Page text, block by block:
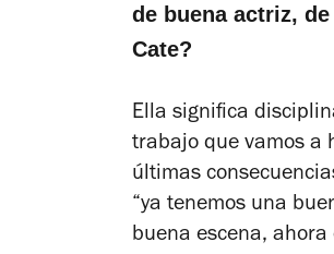
de buena actriz,
Cate?
Ella significa
trabajo que vamos a
últimas
“ya tenemos una
buena escena,